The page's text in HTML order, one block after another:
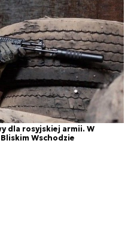
dla rosyjskiej armii. W
Wschodzie